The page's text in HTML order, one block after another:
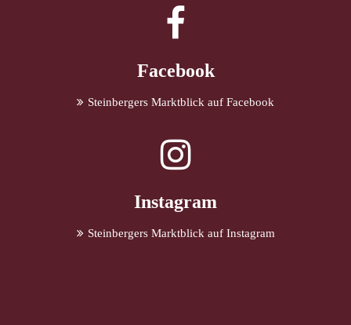
Facebook
Steinbergers Marktblick auf Facebook
Instagram
Steinbergers Marktblick auf Instagram